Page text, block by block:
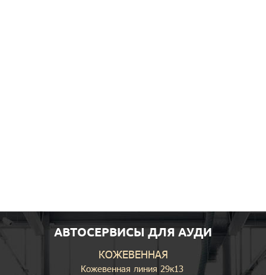
АВТОСЕРВИСЫ ДЛЯ АУДИ
КОЖЕВЕННАЯ
Кожевенная линия 29к13